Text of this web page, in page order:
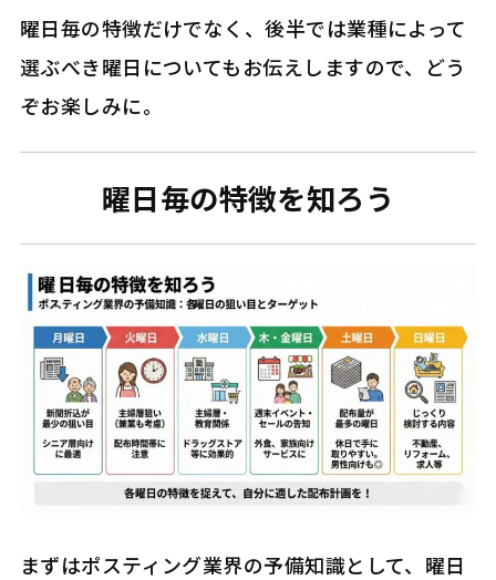
曜日毎の特徴だけでなく、後半では業種によって
選ぶべき曜日についてもお伝えしますので、どう
ぞお楽しみに。
曜日毎の特徴を知ろう
まずはポスティング業界の予備知識として、曜日